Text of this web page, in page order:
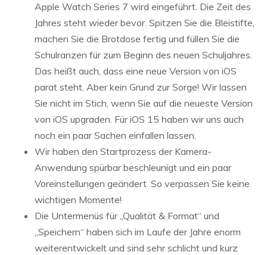
Apple Watch Series 7 wird eingeführt. Die Zeit des
Jahres steht wieder bevor. Spitzen Sie die Bleistifte,
machen Sie die Brotdose fertig und füllen Sie die
Schulranzen für zum Beginn des neuen Schuljahres.
Das heißt auch, dass eine neue Version von iOS
parat steht. Aber kein Grund zur Sorge! Wir lassen
Sie nicht im Stich, wenn Sie auf die neueste Version
von iOS upgraden. Für iOS 15 haben wir uns auch
noch ein paar Sachen einfallen lassen.
Wir haben den Startprozess der Kamera-
Anwendung spürbar beschleunigt und ein paar
Voreinstellungen geändert. So verpassen Sie keine
wichtigen Momente!
Die Untermenüs für „Qualität & Format“ und
„Speichern“ haben sich im Laufe der Jahre enorm
weiterentwickelt und sind sehr schlicht und kurz